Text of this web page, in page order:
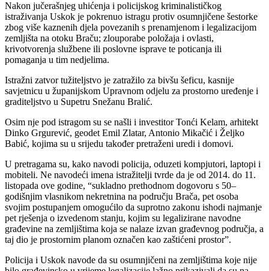
Nakon jučerašnjeg uhićenja i policijskog kriminalističkog
istraživanja Uskok je pokrenuo istragu protiv osumnjičene šestorke
zbog više kaznenih djela povezanih s prenamjenom i legalizacijom
zemljišta na otoku Braču; zlouporabe položaja i ovlasti,
krivotvorenja službene ili poslovne isprave te poticanja ili
pomaganja u tim nedjelima.
Istražni zatvor tužiteljstvo je zatražilo za bivšu šeficu, kasnije
savjetnicu u županijskom Upravnom odjelu za prostorno uređenje i
graditeljstvo u Supetru Snežanu Bralić.
Osim nje pod istragom su se našli i investitor Tonći Kelam, arhitekt
Dinko Grgurević, geodet Emil Zlatar, Antonio Mikačić i Željko
Babić, kojima su u srijedu također pretraženi uredi i domovi.
U pretragama su, kako navodi policija, oduzeti kompjutori, laptopi i
mobiteli. Ne navodeći imena istražitelji tvrde da je od 2014. do 11.
listopada ove godine, “sukladno prethodnom dogovoru s 50–
godišnjim vlasnikom nekretnina na području Brača, pet osoba
svojim postupanjem omogućilo da suprotno zakonu ishodi najmanje
pet rješenja o izvedenom stanju, kojim su legalizirane navodne
građevine na zemljištima koja se nalaze izvan građevnog područja, a
taj dio je prostornim planom označen kao zaštićeni prostor”.
Policija i Uskok navode da su osumnjičeni na zemljištima koje nije